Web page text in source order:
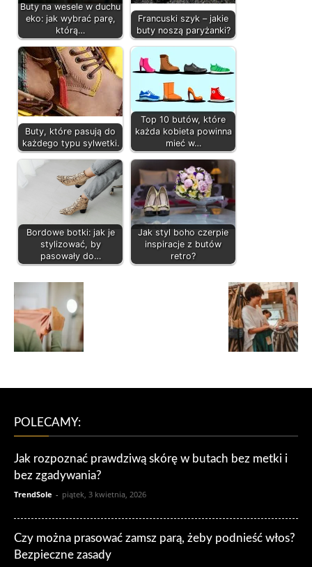
Buty na wesele w duchu
eko: jak wybrać parę,
którą…
Francuski szyk – jakie
buty noszą paryżanki?
Buty, które pasują do
każdego typu sylwetki.
Top 10 butów, które
każda kobieta powinna
mieć w…
Bordowe botki: jak je
stylizować, by
pasowały do…
Jak styl boho czerpie
inspiracje z butów
retro?
POLECAMY:
Jak rozpoznać prawdziwą skórę w butach bez metki i
bez zgadywania?
TrendSole - piątek, 3 kwietnia, 2026
Czy można prasować zamsz parą, żeby podnieść włos?
Bezpieczne zasady